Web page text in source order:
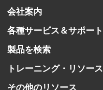
会社案内
各種サービス＆サポート
製品を検索
トレーニング・リソース
その他のリソース